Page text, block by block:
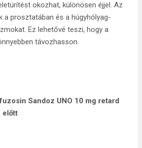
okozhat, különösen éjjel. Az
a prosztatában és a húgyhólyag-
Ez lehetővé teszi, hogy a
távozhasson.
Sandoz UNO 10 mg retard
előtt